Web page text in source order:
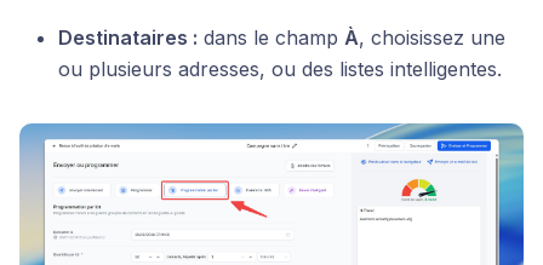
Destinataires : dans le champ À, choisissez une
ou plusieurs adresses, ou des listes intelligentes.